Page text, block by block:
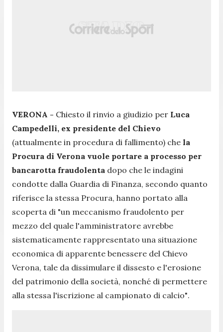
VERONA - Chiesto il rinvio a giudizio per Luca
Campedelli, ex presidente del Chievo
(attualmente in procedura di fallimento) che la
Procura di Verona vuole portare a processo per
bancarotta fraudolenta dopo che le indagini
condotte dalla Guardia di Finanza, secondo quanto
riferisce la stessa Procura, hanno portato alla
scoperta di "un meccanismo fraudolento per
mezzo del quale l'amministratore avrebbe
sistematicamente rappresentato una situazione
economica di apparente benessere del Chievo
Verona, tale da dissimulare il dissesto e l'erosione
del patrimonio della società, nonché di permettere
alla stessa l'iscrizione al campionato di calcio".